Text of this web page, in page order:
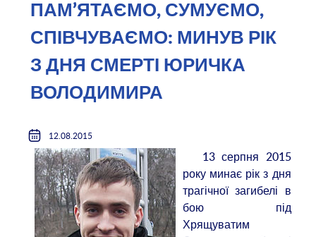
ПАМ’ЯТАЄМО, СУМУЄМО,
СПІВЧУВАЄМО: МИНУВ РІК
З ДНЯ СМЕРТІ ЮРИЧКА
ВОЛОДИМИРА
12.08.2015
13 серпня 2015
року минає рік з дня
трагічної загибелі в
бою під
Хрящуватим